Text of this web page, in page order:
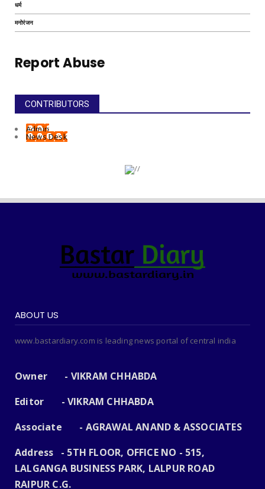
धर्म
मनोरंजन
Report Abuse
CONTRIBUTORS
Admin
News Desk
ABOUT US
www.bastardiary.com is leading news portal of central india
Owner - VIKRAM CHHABDA
Editor - VIKRAM CHHABDA
Associate - AGRAWAL ANAND & ASSOCIATES
Address - 5TH FLOOR, OFFICE NO - 515,
LALGANGA BUSINESS PARK, LALPUR ROAD
RAIPUR C.G.